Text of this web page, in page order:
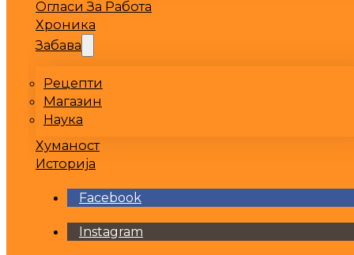
Огласи За Работа
Хроника
Забава
Рецепти
Магазин
Наука
Хуманост
Историја
Facebook
Instagram